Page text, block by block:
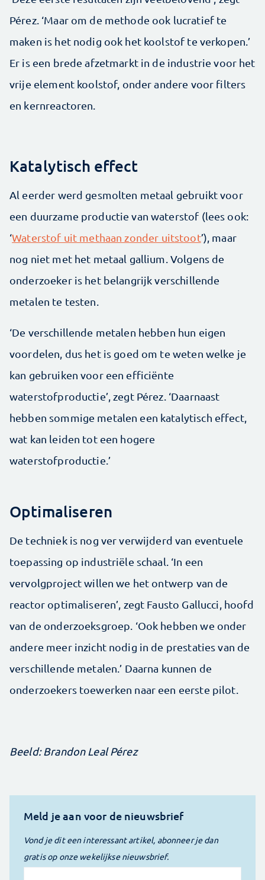
Pérez. ‘Maar om de methode ook lucratief te
maken is het nodig ook het koolstof te verkopen.’
Er is een brede afzetmarkt in de industrie voor het
vrije element koolstof, onder andere voor filters
en kernreactoren.
Katalytisch effect
Al eerder werd gesmolten metaal gebruikt voor
een duurzame productie van waterstof (lees ook:
‘Waterstof uit methaan zonder uitstoot’), maar
nog niet met het metaal gallium. Volgens de
onderzoeker is het belangrijk verschillende
metalen te testen.
‘De verschillende metalen hebben hun eigen
voordelen, dus het is goed om te weten welke je
kan gebruiken voor een efficiënte
waterstofproductie’, zegt Pérez. ‘Daarnaast
hebben sommige metalen een katalytisch effect,
wat kan leiden tot een hogere
waterstofproductie.’
Optimaliseren
De techniek is nog ver verwijderd van eventuele
toepassing op industriële schaal. ‘In een
vervolgproject willen we het ontwerp van de
reactor optimaliseren’, zegt Fausto Gallucci, hoofd
van de onderzoeksgroep. ‘Ook hebben we onder
andere meer inzicht nodig in de prestaties van de
verschillende metalen.’ Daarna kunnen de
onderzoekers toewerken naar een eerste pilot.
Beeld: Brandon Leal Pérez
Meld je aan voor de nieuwsbrief
Vond je dit een interessant artikel, abonneer je dan
gratis op onze wekelijkse nieuwsbrief.